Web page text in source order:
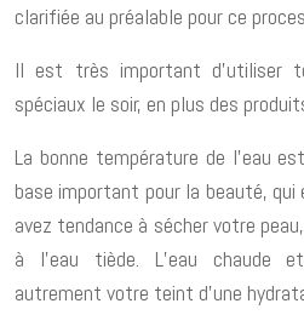
clarifiée au préalable pour ce
Il est très important d’utiliser
spéciaux le soir, en plus des
La bonne température de l’eau
base important pour la beauté, qui
avez tendance à sécher votre
à l’eau tiède. L’eau chaude
autrement votre teint d’une